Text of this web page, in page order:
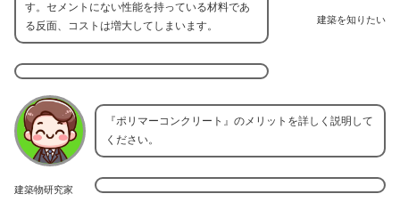
建築を知りたい
す。セメントにない性能を持っている材料であ
る反面、コストは増大してしまいます。
建築物研究家
『ポリマーコンクリート』のメリットを詳しく説明して
ください。